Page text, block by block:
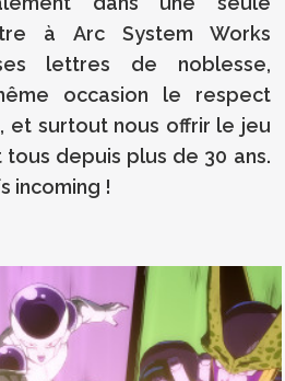
à Arc System Works
lettres de noblesse,
occasion le respect
et surtout nous offrir le jeu
tous depuis plus de 30 ans.
incoming !